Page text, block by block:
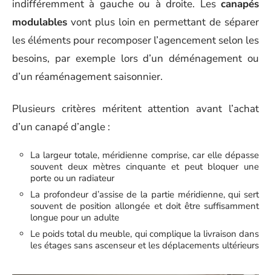
indifféremment à gauche ou à droite. Les canapés
modulables vont plus loin en permettant de séparer
les éléments pour recomposer l’agencement selon les
besoins, par exemple lors d’un déménagement ou
d’un réaménagement saisonnier.
Plusieurs critères méritent attention avant l’achat
d’un canapé d’angle :
La largeur totale, méridienne comprise, car elle dépasse
souvent deux mètres cinquante et peut bloquer une
porte ou un radiateur
La profondeur d’assise de la partie méridienne, qui sert
souvent de position allongée et doit être suffisamment
longue pour un adulte
Le poids total du meuble, qui complique la livraison dans
les étages sans ascenseur et les déplacements ultérieurs